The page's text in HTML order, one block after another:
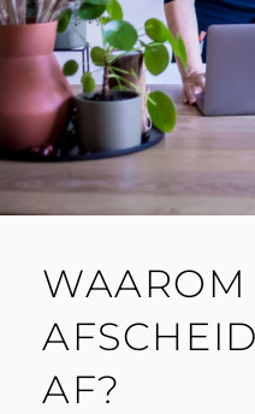
AF?